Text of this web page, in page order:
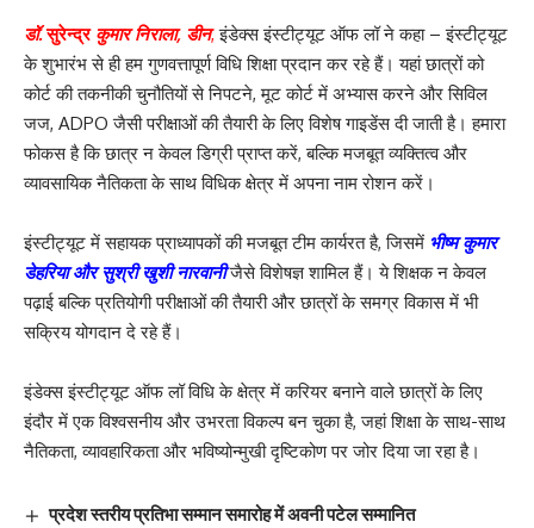
डॉ. सुरेन्द्र कुमार निराला, डीन,इंडेक्स इंस्टीट्यूट ऑफ लॉ ने कहा – इंस्टीट्यूट
के शुभारंभ से ही हम गुणवत्तापूर्ण विधि शिक्षा प्रदान कर रहे हैं। यहां छात्रों को
कोर्ट की तकनीकी चुनौतियों से निपटने, मूट कोर्ट में अभ्यास करने और सिविल
जज, ADPO जैसी परीक्षाओं की तैयारी के लिए विशेष गाइडेंस दी जाती है। हमारा
फोकस है कि छात्र न केवल डिग्री प्राप्त करें, बल्कि मजबूत व्यक्तित्व और
व्यावसायिक नैतिकता के साथ विधिक क्षेत्र में अपना नाम रोशन करें।
इंस्टीट्यूट में सहायक प्राध्यापकों की मजबूत टीम कार्यरत है, जिसमें भीष्म कुमार
डेहरिया और सुश्री खुशी नारवानी जैसे विशेषज्ञ शामिल हैं। ये शिक्षक न केवल
पढ़ाई बल्कि प्रतियोगी परीक्षाओं की तैयारी और छात्रों के समग्र विकास में भी
सक्रिय योगदान दे रहे हैं।
इंडेक्स इंस्टीट्यूट ऑफ लॉ विधि के क्षेत्र में करियर बनाने वाले छात्रों के लिए
इंदौर में एक विश्वसनीय और उभरता विकल्प बन चुका है, जहां शिक्षा के साथ-साथ
नैतिकता, व्यावहारिकता और भविष्योन्मुखी दृष्टिकोण पर जोर दिया जा रहा है।
प्रदेश स्तरीय प्रतिभा सम्मान समारोह में अवनी पटेल सम्मानित